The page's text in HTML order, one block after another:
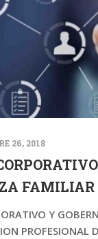
26, 2018
FAMILIAR
Y
PROFESIONAL